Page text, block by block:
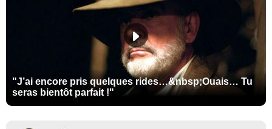
"J’ai encore pris quelques rides…&nbsp;Ouais… Tu
seras bientôt parfait !"